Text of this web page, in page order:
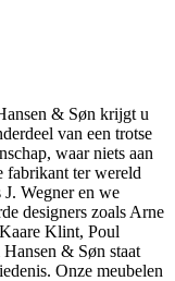
& Søn krijgt u
van een trotse
waar niets aan
fabrikant ter wereld
Wegner en we
designers zoals Arne
Klint, Poul
& Søn staat
Onze meubelen